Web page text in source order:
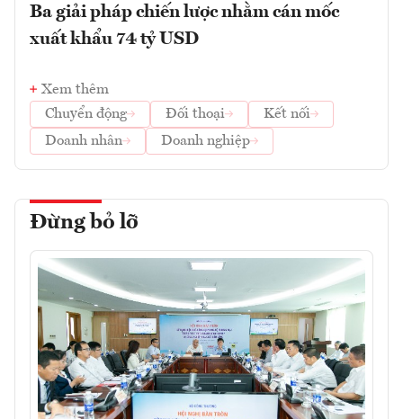
Ba giải pháp chiến lược nhằm cán mốc
xuất khẩu 74 tỷ USD
Xem thêm
Chuyển động
Đối thoại
Kết nối
Doanh nhân
Doanh nghiệp
Đừng bỏ lỡ